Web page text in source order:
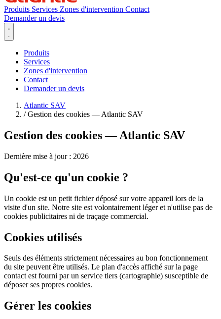
Produits Services Zones d'intervention Contact
Demander un devis
Produits
Services
Zones d'intervention
Contact
Demander un devis
Atlantic SAV
/ Gestion des cookies — Atlantic SAV
Gestion des cookies — Atlantic SAV
Dernière mise à jour : 2026
Qu'est-ce qu'un cookie ?
Un cookie est un petit fichier déposé sur votre appareil lors de la
visite d'un site. Notre site est volontairement léger et n'utilise pas de
cookies publicitaires ni de traçage commercial.
Cookies utilisés
Seuls des éléments strictement nécessaires au bon fonctionnement
du site peuvent être utilisés. Le plan d'accès affiché sur la page
contact est fourni par un service tiers (cartographie) susceptible de
déposer ses propres cookies.
Gérer les cookies